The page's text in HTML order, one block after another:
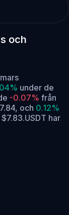
och
under de
-0.07% från
och 0.12%
USDT har